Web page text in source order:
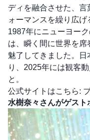
ディを融合させた、
ォーマンスを繰り広げ
1987年にニューヨー
は、瞬く間に世界を
魅了してきました。
り、2025年には観客
と。
公式サイトはこちら:
水樹奈々さんがゲスト